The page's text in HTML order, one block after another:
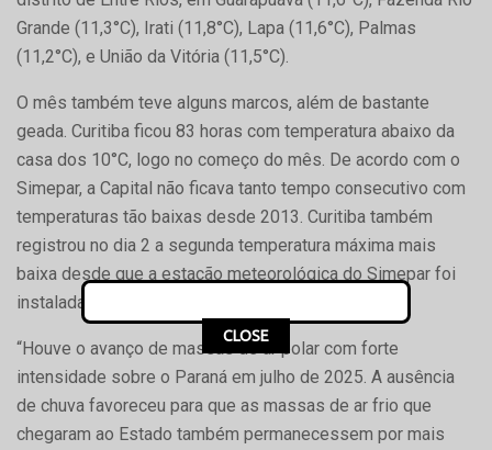
Grande (11,3°C), Irati (11,8°C), Lapa (11,6°C), Palmas
(11,2°C), e União da Vitória (11,5°C).
O mês também teve alguns marcos, além de bastante
geada. Curitiba ficou 83 horas com temperatura abaixo da
casa dos 10°C, logo no começo do mês. De acordo com o
Simepar, a Capital não ficava tanto tempo consecutivo com
temperaturas tão baixas desde 2013. Curitiba também
registrou no dia 2 a segunda temperatura máxima mais
baixa desde que a estação meteorológica do Simepar foi
instalada na cidade, em 1997, com 6,9°C.
“Houve o avanço de massas de ar polar com forte
intensidade sobre o Paraná em julho de 2025. A ausência
de chuva favoreceu para que as massas de ar frio que
chegaram ao Estado também permanecessem por mais
CLOSE